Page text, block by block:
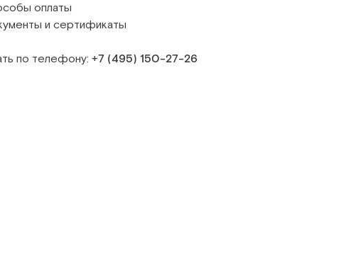
оплаты
и сертификаты
по телефону: +7 (495) 150‑27‑26